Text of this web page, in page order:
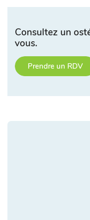
Consultez un
vous.
Prendre un RDV